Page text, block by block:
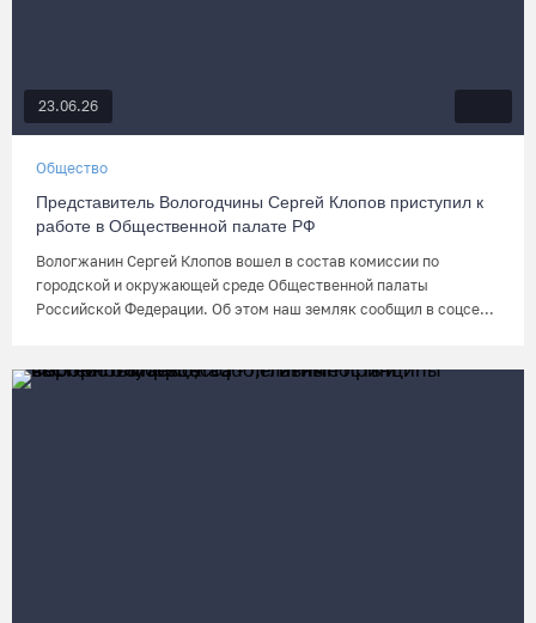
23.06.26
Общество
Представитель Вологодчины Сергей Клопов приступил к
работе в Общественной палате РФ
Вологжанин Сергей Клопов вошел в состав комиссии по
городской и окружающей среде Общественной палаты
Российской Федерации. Об этом наш земляк сообщил в соцсе...